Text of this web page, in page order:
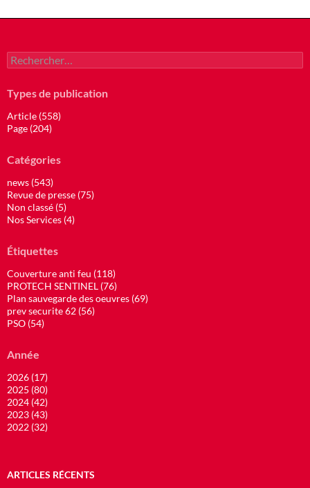
Rechercher :
Types de publication
Article (558)
Page (204)
Catégories
news (543)
Revue de presse (75)
Non classé (5)
Nos Services (4)
Étiquettes
Couverture anti feu (118)
PROTECH SENTINEL (76)
Plan sauvegarde des oeuvres (69)
prev securite 62 (56)
PSO (54)
Année
2026 (17)
2025 (80)
2024 (42)
2023 (43)
2022 (32)
ARTICLES RÉCENTS